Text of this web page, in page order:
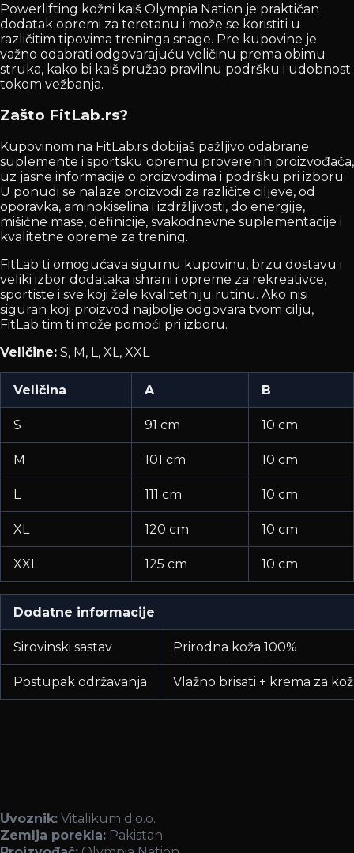
Powerlifting kožni kaiš Olympia Nation je praktičan
dodatak opremi za teretanu i može se koristiti u
različitim tipovima treninga snage. Pre kupovine je
važno odabrati odgovarajuću veličinu prema obimu
struka, kako bi kaiš pružao pravilnu podršku i udobnost
tokom vežbanja.
Zašto FitLab.rs?
Kupovinom na FitLab.rs dobijaš pažljivo odabrane
suplemente i sportsku opremu proverenih proizvođača,
uz jasne informacije o proizvodima i podršku pri izboru.
U ponudi se nalaze proizvodi za različite ciljeve, od
oporavka, aminokiselina i izdržljivosti, do energije,
mišićne mase, definicije, svakodnevne suplementacije i
kvalitetne opreme za trening.
FitLab ti omogućava sigurnu kupovinu, brzu dostavu i
veliki izbor dodataka ishrani i opreme za rekreativce,
sportiste i sve koji žele kvalitetniju rutinu. Ako nisi
siguran koji proizvod najbolje odgovara tvom cilju,
FitLab tim ti može pomoći pri izboru.
Veličine: S, M, L, XL, XXL
Veličina A B
S 91 cm 10 cm
M 101 cm 10 cm
L 111 cm 10 cm
XL 120 cm 10 cm
XXL 125 cm 10 cm
Dodatne informacije
Sirovinski sastav Prirodna koža 100%
Postupak održavanja Vlažno brisati + krema za
Uvoznik: Vitalikum d.o.o.
Zemlja porekla: Pakistan